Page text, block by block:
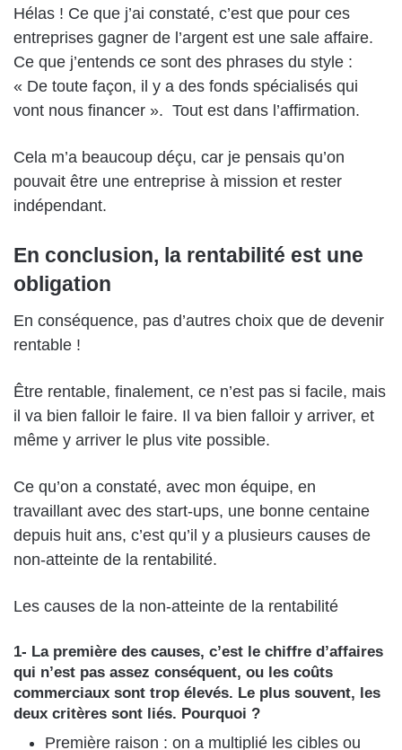
Hélas ! Ce que j’ai constaté, c’est que pour ces
entreprises gagner de l’argent est une sale affaire.
Ce que j’entends ce sont des phrases du style :
« De toute façon, il y a des fonds spécialisés qui
vont nous financer ». Tout est dans l’affirmation.
Cela m’a beaucoup déçu, car je pensais qu’on
pouvait être une entreprise à mission et rester
indépendant.
En conclusion, la rentabilité est une
obligation
En conséquence, pas d’autres choix que de devenir
rentable !
Être rentable, finalement, ce n’est pas si facile, mais
il va bien falloir le faire. Il va bien falloir y arriver, et
même y arriver le plus vite possible.
Ce qu’on a constaté, avec mon équipe, en
travaillant avec des start-ups, une bonne centaine
depuis huit ans, c’est qu’il y a plusieurs causes de
non-atteinte de la rentabilité.
Les causes de la non-atteinte de la rentabilité
1- La première des causes, c’est le chiffre d’affaires
qui n’est pas assez conséquent, ou les coûts
commerciaux sont trop élevés. Le plus souvent, les
deux critères sont liés. Pourquoi ?
Première raison : on a multiplié les cibles ou